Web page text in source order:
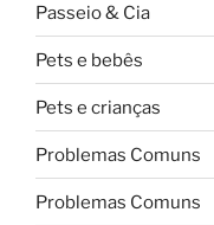
Passeio & Cia
Pets e bebês
Pets e crianças
Problemas Comuns
Problemas Comuns